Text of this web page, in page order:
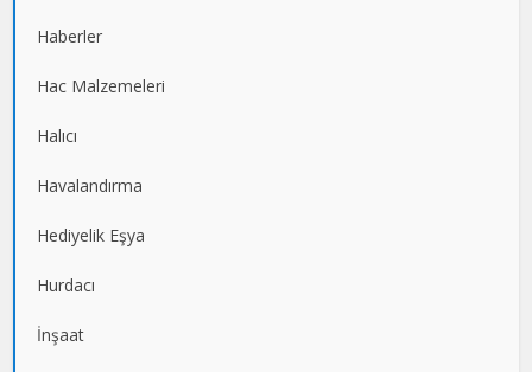
Haberler
Hac Malzemeleri
Halıcı
Havalandırma
Hediyelik Eşya
Hurdacı
İnşaat